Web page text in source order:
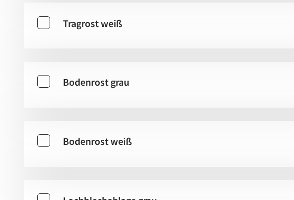
Tragrost weiß
Bodenrost grau
Bodenrost weiß